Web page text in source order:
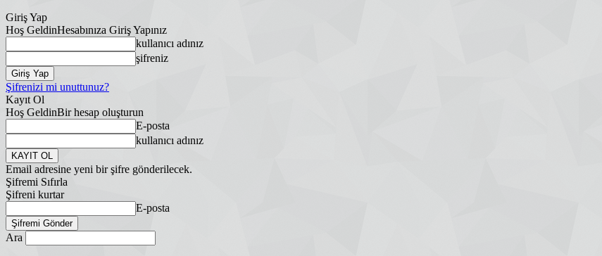
Giriş Yap
Hoş GeldinHesabınıza Giriş Yapınız
kullanıcı adınız
şifreniz
Şifrenizi mi unuttunuz?
Kayıt Ol
Hoş GeldinBir hesap oluşturun
E-posta
kullanıcı adınız
Email adresine yeni bir şifre gönderilecek.
Şifremi Sıfırla
Şifreni kurtar
E-posta
Ara